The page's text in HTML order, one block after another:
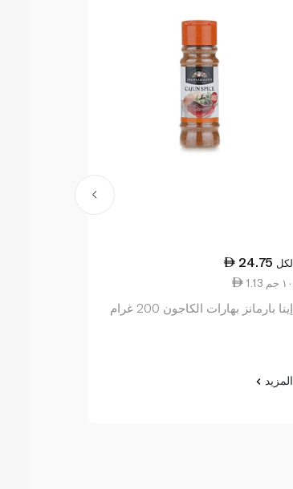
24.75 لكل
1.13 ١٠ جم
إينا بارمانز بهارات الكاجون 200 غرام
المزيد